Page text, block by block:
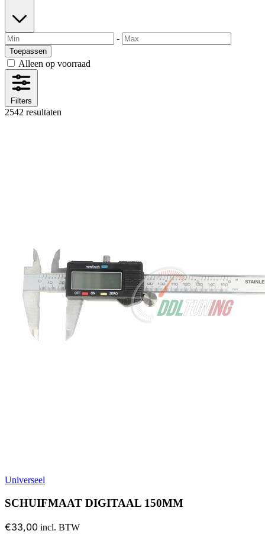
-
Toepassen
Alleen op voorraad
Filters
2542 resultaten
Universeel
SCHUIFMAAT DIGITAAL 150MM
€33,00 incl. BTW